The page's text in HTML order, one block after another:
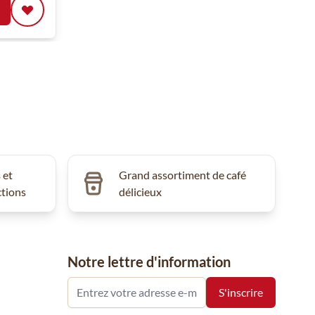
et
Grand assortiment de café
délicieux
Notre lettre d'information